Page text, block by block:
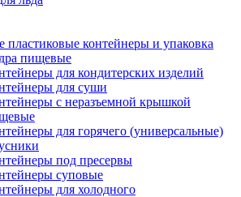
контейнеры и упаковка
пищевые
для кондитерских изделий
для суши
с неразъемной крышкой
для горячего (универсальные)
под пресервы
суповые
для холодного